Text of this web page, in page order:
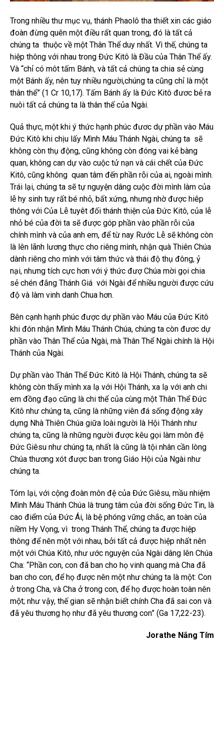
Trong nhiều thư mục vụ, thánh Phaolô tha thiết xin các giáo
đoàn đừng quên một điều rất quan trong, đó là tất cả
chúng ta thuộc về một Thân Thể duy nhất. Vì thế, chúng ta
hiệp thông với nhau trong Đức Kitô là Đầu của Thân Thể ấy.
Và “chỉ có môt tấm Bánh, và tất cả chúng ta chia sẻ cùng
một Bánh ấy, nên tuy nhiều người,chúng ta cũng chỉ là một
thân thể” (1 Cr 10,17). Tấm Bánh ấy là Đức Kitô đươc bẻ ra
nuôi tất cả chúng ta là thân thể của Ngài.
Quả thực, một khi ý thức hạnh phúc đươc dự phần vào Máu
Đức Kitô khi chịu lấy Mình Máu Thánh Ngài, chúng ta sẽ
không còn thụ động, cũng không còn đóng vai kẻ bàng
quan, không can dự vào cuộc tử nạn và cái chết của Đức
Kitô, cũng không quan tâm đến phần rỗi của ai, ngoài mình.
Trái lại, chúng ta sẽ tự nguyện dâng cuộc đời mình làm của
lễ hy sinh tuy rất bé nhỏ, bất xứng, nhưng nhờ được hiêp
thông với Của Lễ tuyêt đối thánh thiện của Đức Kitô, của lễ
nhỏ bé của đời ta sẽ được góp phần vào phần rỗi của
chính mình và của anh em, để từ nay Rước Lễ sẽ không còn
là lên lãnh lương thực cho riêng mình, nhận quà Thiên Chúa
dành riêng cho mình với tâm thức và thái độ thụ đông, ỷ
nại, nhưng tích cực hơn với ý thức đượ Chúa mời gọi chia
sẻ chén đắng Thánh Giá với Ngài để nhiều người được cứu
độ và làm vinh danh Chua hơn.
Bên cạnh hạnh phúc được dự phần vào Máu của Đức Kitô
khi đón nhận Mình Máu Thánh Chúa, chúng ta còn đươc dự
phần vào Thân Thể của Ngài, mà Thân Thể Ngài chính là Hội
Thánh của Ngài.
Dự phần vào Thân Thể Đức Kitô là Hội Thánh, chúng ta sẽ
không còn thấy mình xa lạ với Hội Thánh, xa lạ với anh chi
em đồng đạo cũng là chi thể của cùng một Thân Thể Đức
Kitô như chúng ta, cũng là những viên đá sống động xây
dựng Nhà Thiên Chúa giữa loài người là Hội Thánh như
chúng ta, cũng là những người được kêu gọi làm môn đệ
Đức Giêsu như chúng ta, nhất là cũng là tội nhân cần lòng
Chúa thương xót được ban trong Giáo Hội của Ngài như
chúng ta.
Tóm lại, với cộng đoàn môn đệ của Đức Giêsu, mầu nhiệm
Mình Máu Thánh Chúa là trung tâm của đời sống Đức Tin, là
cao điểm của Đức Ái, là bệ phóng vững chắc, an toàn của
niềm Hy Vọng, vì trong Thánh Thể, chúng ta được hiệp
thông để nên một với nhau, bởi tất cả được hiệp nhất nên
một với Chúa Kitô, như ước nguyện của Ngài dâng lên Chúa
Cha: “Phần con, con đã ban cho họ vinh quang mà Cha đã
ban cho con, để họ được nên một như chúng ta là một: Con
ở trong Cha, và Cha ở trong con, để họ được hoàn toàn nên
một; như vậy, thế gian sẽ nhận biết chính Cha đã sai con và
đã yêu thương họ như đã yêu thương con” (Ga 17,22-23).
Jorathe Nắng Tím